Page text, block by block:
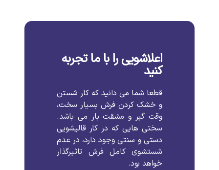
اعلاشویی را با ما تجربه
کنید
قطعا شما می دانید که کار شستن
و خشک کردن فرش بسیار سخت،
وقت گیر و مشقت بار می باشد.
سختی هایی که در کار قالیشویی
دستی و سنتی وجود دارد، در عدم
شستشوی کامل فرش تاثیرگذار
خواهد بود.